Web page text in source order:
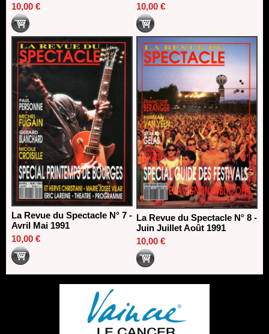
10,00 €
10,00 €
La Revue du Spectacle N° 7 -
Avril Mai 1991
10,00 €
La Revue du Spectacle N° 8 -
Juin Juillet Août 1991
10,00 €